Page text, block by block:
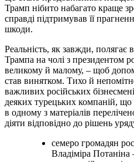
Трамп нібито набагато краще
справді підтримував її
шкоди.
Реальність, як завжди, полягає
Трампа на чолі з президентом
великому й малому, – щоб
став винятком. Тихо й
важливих російських
деяких турецьких компаній, що
в одному з матеріалів
діяти відповідно до рішень
семеро громадян
Владіміра